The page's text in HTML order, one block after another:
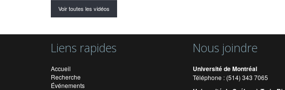
Voir toutes les vidéos
Liens rapides
Accueil
Recherche
Événements
Nous joindre
Université de Montréal
Téléphone : (514) 343 7065